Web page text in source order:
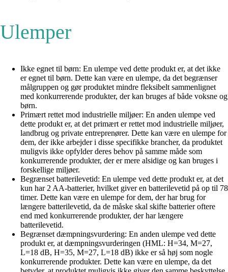
Ulemper
Ikke egnet til børn: En ulempe ved dette produkt er, at det ikke
er egnet til børn. Dette kan være en ulempe, da det begrænser
målgruppen og gør produktet mindre fleksibelt sammenlignet
med konkurrerende produkter, der kan bruges af både voksne og
børn.
Primært rettet mod industrielle miljøer: En anden ulempe ved
dette produkt er, at det primært er rettet mod industrielle miljøer,
landbrug og private entreprenører. Dette kan være en ulempe for
dem, der ikke arbejder i disse specifikke brancher, da produktet
muligvis ikke opfylder deres behov på samme måde som
konkurrerende produkter, der er mere alsidige og kan bruges i
forskellige miljøer.
Begrænset batterilevetid: En ulempe ved dette produkt er, at det
kun har 2 AA-batterier, hvilket giver en batterilevetid på op til 78
timer. Dette kan være en ulempe for dem, der har brug for
længere batterilevetid, da de måske skal skifte batterier oftere
end med konkurrerende produkter, der har længere
batterilevetid.
Begrænset dæmpningsvurdering: En anden ulempe ved dette
produkt er, at dæmpningsvurderingen (HML: H=34, M=27,
L=18 dB, H=35, M=27, L=18 dB) ikke er så høj som nogle
konkurrerende produkter. Dette kan være en ulempe, da det